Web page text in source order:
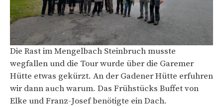
Die Rast im Mengelbach Steinbruch musste
wegfallen und die Tour wurde über die Garemer
Hütte etwas gekürzt. An der Gadener Hütte erfuhren
wir dann auch warum. Das Frühstücks Buffet von
Elke und Franz-Josef benötigte ein Dach.